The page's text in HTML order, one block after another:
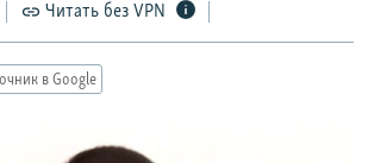
Читать без VPN
в Google